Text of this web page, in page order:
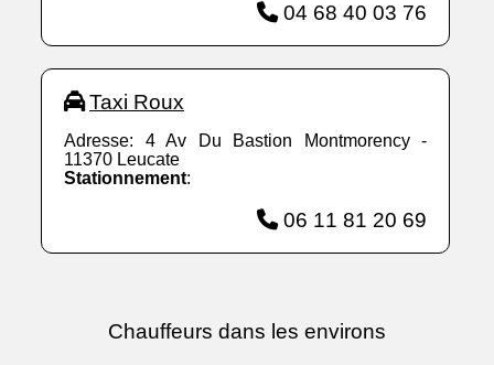
04 68 40 03 76
Taxi Roux
Adresse: 4 Av Du Bastion Montmorency -
11370 Leucate
Stationnement:
06 11 81 20 69
Chauffeurs dans les environs